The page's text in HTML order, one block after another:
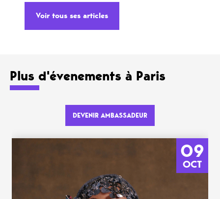
Voir tous ses articles
Plus d'évenements à Paris
DEVENIR AMBASSADEUR
09
OCT